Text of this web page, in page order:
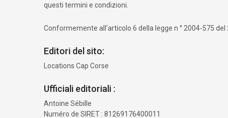
questi termini e condizioni.
Conformemente all'articolo 6 della legge n ° 2004-575
Editori del sito:
Locations Cap Corse
Ufficiali editoriali :
Antoine Sébille
Numéro de SIRET : 81269176400011